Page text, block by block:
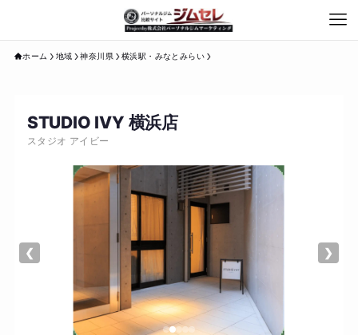
ホーム 地域 神奈川県 横浜駅・みなとみらい
STUDIO IVY 横浜店
スタジオ アイビー
❮ ❯